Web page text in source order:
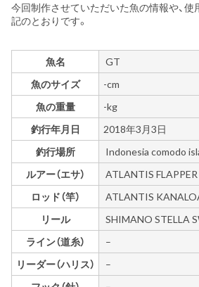
今回制作させていただいた魚の情報や、
記のとおりです。
魚名
GT
魚のサイズ
-cm
魚の重量
-kg
釣行年月日
2018年3月3日
釣行場所
Indonesia comodo
ルアー（エサ）
ATLANTIS
ロッド（竿）
ATLANTIS
リール
SHIMANO STELLA
ライン（道糸）
–
リーダー（ハリス）
–